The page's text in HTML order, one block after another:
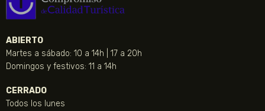
ABIERTO
Martes a sábado: 10 a 14h | 17 a 20h
Domingos y festivos: 11 a 14h
CERRADO
Todos los lunes